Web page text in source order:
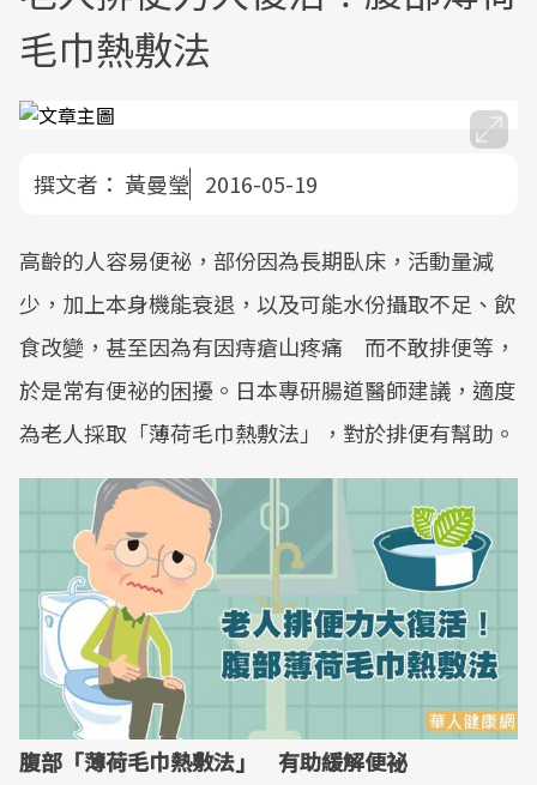
毛巾熱敷法
撰文者： 黃曼瑩 2016-05-19
高齡的人容易便祕，部份因為長期臥床，活動量減
少，加上本身機能衰退，以及可能水份攝取不足、飲
食改變，甚至因為有因痔瘡山疼痛 而不敢排便等，
於是常有便祕的困擾。日本專研腸道醫師建議，適度
為老人採取「薄荷毛巾熱敷法」，對於排便有幫助。
腹部「薄荷毛巾熱敷法」 有助緩解便祕